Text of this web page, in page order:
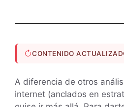
CONTENIDO
A diferencia de otros
internet (anclados en